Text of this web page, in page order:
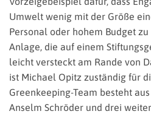
Umwelt wenig mit der Größe
Personal oder hohem Budget
Anlage, die auf einem
leicht versteckt am Rande von
ist Michael Opitz zuständig für
Greenkeeping-Team besteht
Anselm Schröder und drei